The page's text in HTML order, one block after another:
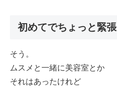
初めてでちょっと緊張
そう。
ムスメと一緒に美容室とか
それはあったけれど